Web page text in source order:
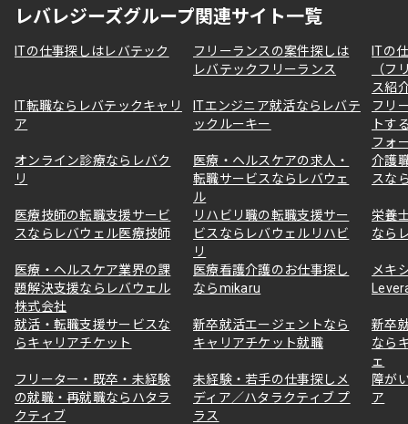
レバレジーズグループ関連サイト一覧
ITの仕事探しはレバテック
フリーランスの案件探しは
レバテックフリーランス
ITの
（フ
ス紹
IT転職ならレバテックキャリ
ア
ITエンジニア就活ならレバテ
ックルーキー
フリ
トす
フォ
オンライン診療ならレバク
リ
医療・ヘルスケアの求人・
転職サービスならレバウェ
ル
介護
スな
医療技師の転職支援サービ
スならレバウェル医療技師
リハビリ職の転職支援サー
ビスならレバウェルリハビ
リ
栄養
なら
医療・ヘルスケア業界の課
題解決支援ならレバウェル
株式会社
医療看護介護のお仕事探し
ならmikaru
メキ
就活・転職支援サービスな
らキャリアチケット
新卒就活エージェントなら
キャリアチケット就職
新卒
なら
ェ
フリーター・既卒・未経験
の就職・再就職ならハタラ
クティブ
未経験・若手の仕事探しメ
ディア／ハタラクティブ プ
ラス
障が
ア